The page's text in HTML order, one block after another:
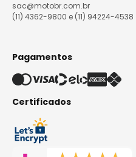
sac@motobr.com.br
(11) 4362-9800 e (11) 94224-4538
Pagamentos
Certificados